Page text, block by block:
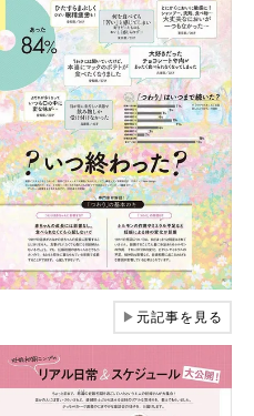
▶元記事を見る